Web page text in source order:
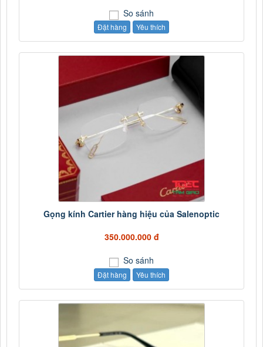
So sánh
Đặt hàng Yêu thích
Gọng kính Cartier hàng hiệu của Salenoptic
350.000.000 đ
So sánh
Đặt hàng Yêu thích